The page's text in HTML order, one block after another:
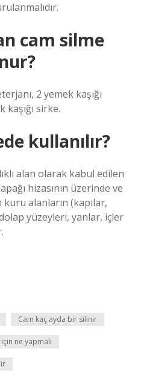
cam silme
2 yemek kaşığı
kaşığı sirke.
kullanılır?
alan olarak kabul edilen
hizasının üzerinde ve
alanların (kapılar,
yüzeyleri, yanlar, içler
Cam kaç ayda bir silinir
ne yapmalı